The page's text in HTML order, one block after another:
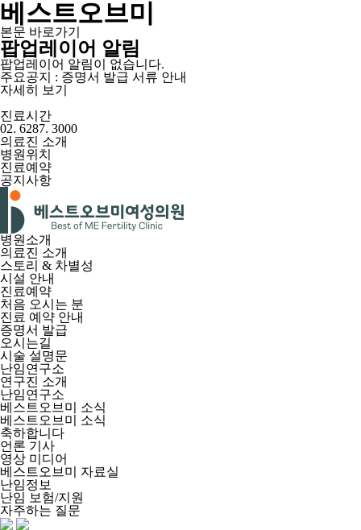
베스트오브미
본문 바로가기
팝업레이어 알림
팝업레이어 알림이 없습니다.
주요공지 : 증명서 발급 서류 안내
자세히 보기
진료시간
02. 6287. 3000
의료진 소개
병원위치
진료예약
공지사항
병원소개
의료진 소개
스토리 & 차별성
시설 안내
진료예약
처음 오시는 분
진료 예약 안내
증명서 발급
오시는길
시술 설명문
난임연구소
연구진 소개
난임연구소
베스트오브미 소식
베스트오브미 소식
축하합니다
언론 기사
영상 미디어
베스트오브미 자료실
난임정보
난임 보험/지원
자주하는 질문